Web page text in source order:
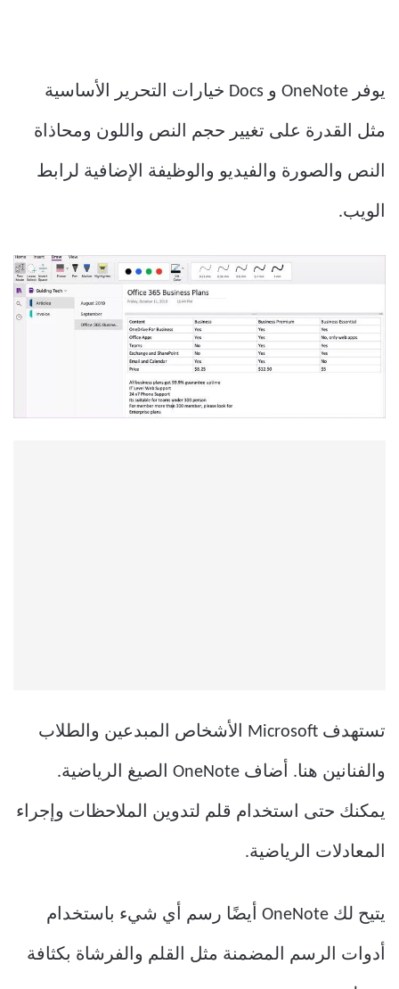
يوفر OneNote و Docs خيارات التحرير الأساسية
مثل القدرة على تغيير حجم النص واللون ومحاذاة
النص والصورة والفيديو والوظيفة الإضافية لرابط
الويب.
تستهدف Microsoft الأشخاص المبدعين والطلاب
والفنانين هنا. أضاف OneNote الصيغ الرياضية.
يمكنك حتى استخدام قلم لتدوين الملاحظات وإجراء
المعادلات الرياضية.
يتيح لك OneNote أيضًا رسم أي شيء باستخدام
أدوات الرسم المضمنة مثل القلم والفرشاة بكثافة